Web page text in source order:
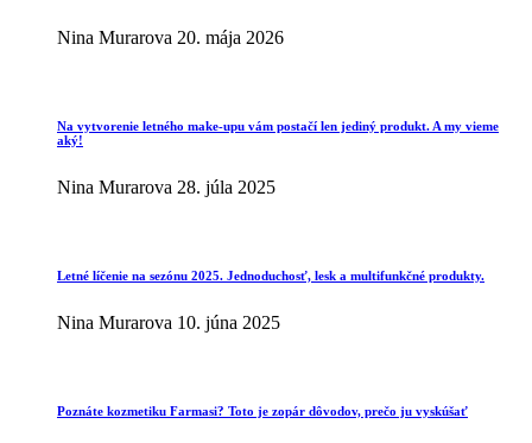
Nina Murarova 20. mája 2026
Na vytvorenie letného make-upu vám postačí len jediný produkt. A my vieme
aký!
Nina Murarova 28. júla 2025
Letné líčenie na sezónu 2025. Jednoduchosť, lesk a multifunkčné produkty.
Nina Murarova 10. júna 2025
Poznáte kozmetiku Farmasi? Toto je zopár dôvodov, prečo ju vyskúšať